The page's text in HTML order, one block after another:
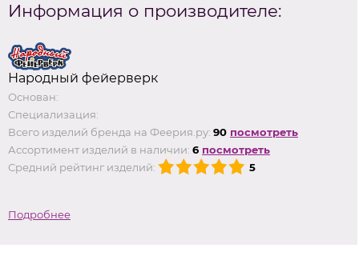
Информация о производителе:
Народный фейерверк
Основан:
Специализация:
Всего изделий бренда на Феерия.ру: 90 посмотреть
Ассортимент изделий в наличии: 6 посмотреть
Средний рейтинг изделий:
5
Подробнее